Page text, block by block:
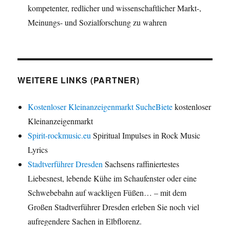
kompetenter, redlicher und wissenschaftlicher Markt-,
Meinungs- und Sozialforschung zu wahren
WEITERE LINKS (PARTNER)
Kostenloser Kleinanzeigenmarkt SucheBietekostenloser
Kleinanzeigenmarkt
Spirit-rockmusic.eu Spiritual Impulses in Rock Music
Lyrics
Stadtverführer Dresden Sachsens raffiniertestes
Liebesnest, lebende Kühe im Schaufenster oder eine
Schwebebahn auf wackligen Füßen… – mit dem
Großen Stadtverführer Dresden erleben Sie noch viel
aufregendere Sachen in Elbflorenz.